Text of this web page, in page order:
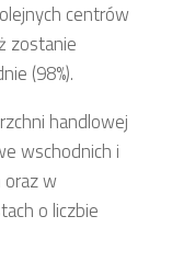
centrów
zostanie
(98%).
handlowej
wschodnich i
w
o liczbie